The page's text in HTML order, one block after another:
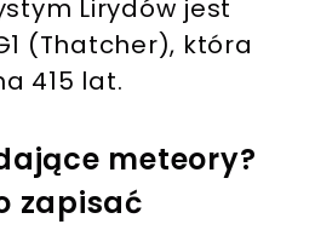
Lirydów jest
(Thatcher), która
415 lat.
meteory?
zapisać